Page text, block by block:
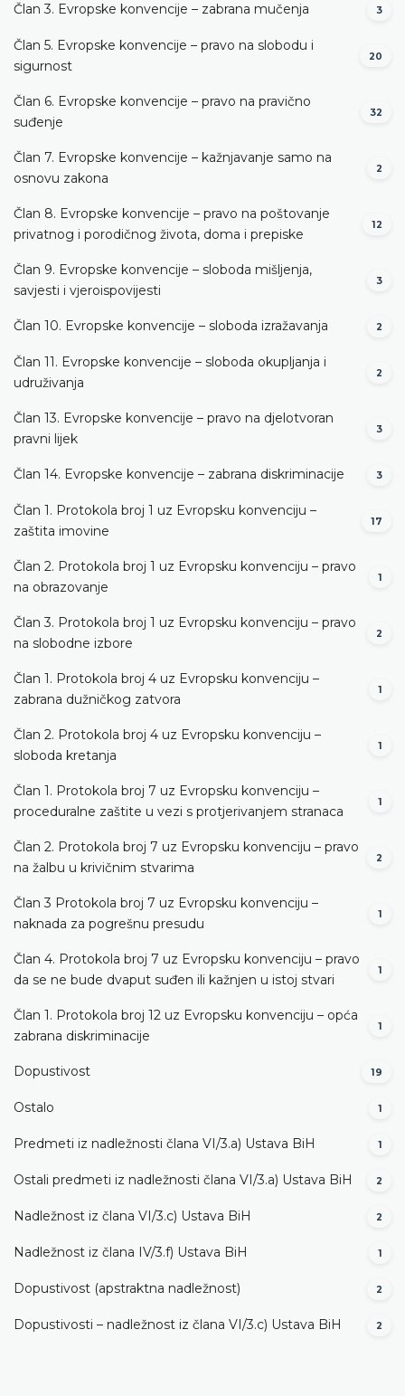
Član 3. Evropske konvencije – zabrana mučenja 3
Član 5. Evropske konvencije – pravo na slobodu i
sigurnost
20
Član 6. Evropske konvencije – pravo na pravično
suđenje
32
Član 7. Evropske konvencije – kažnjavanje samo na
osnovu zakona
2
Član 8. Evropske konvencije – pravo na poštovanje
privatnog i porodičnog života, doma i prepiske
12
Član 9. Evropske konvencije – sloboda mišljenja,
savjesti i vjeroispovijesti
3
Član 10. Evropske konvencije – sloboda izražavanja 2
Član 11. Evropske konvencije – sloboda okupljanja i
udruživanja
2
Član 13. Evropske konvencije – pravo na djelotvoran
pravni lijek
3
Član 14. Evropske konvencije – zabrana diskriminacije 3
Član 1. Protokola broj 1 uz Evropsku konvenciju –
zaštita imovine
17
Član 2. Protokola broj 1 uz Evropsku konvenciju – pravo
na obrazovanje
1
Član 3. Protokola broj 1 uz Evropsku konvenciju – pravo
na slobodne izbore
2
Član 1. Protokola broj 4 uz Evropsku konvenciju –
zabrana dužničkog zatvora
1
Član 2. Protokola broj 4 uz Evropsku konvenciju –
sloboda kretanja
1
Član 1. Protokola broj 7 uz Evropsku konvenciju –
proceduralne zaštite u vezi s protjerivanjem stranaca
1
Član 2. Protokola broj 7 uz Evropsku konvenciju – pravo
na žalbu u krivičnim stvarima
2
Član 3 Protokola broj 7 uz Evropsku konvenciju –
naknada za pogrešnu presudu
1
Član 4. Protokola broj 7 uz Evropsku konvenciju – pravo
da se ne bude dvaput suđen ili kažnjen u istoj stvari
1
Član 1. Protokola broj 12 uz Evropsku konvenciju – opća
zabrana diskriminacije
1
Dopustivost 19
Ostalo 1
Predmeti iz nadležnosti člana VI/3.а) Ustava BiH 1
Ostali predmeti iz nadležnosti člana VI/3.а) Ustava BiH 2
Nadležnost iz člana VI/3.c) Ustava BiH 2
Nadležnost iz člana IV/3.f) Ustava BiH 1
Dopustivost (apstraktna nadležnost) 2
Dopustivosti – nadležnost iz člana VI/3.c) Ustava BiH 2